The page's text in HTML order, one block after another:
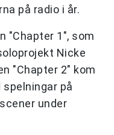
på radio i år.
"Chapter 1", som
Nicke
"Chapter 2" kom
på
under